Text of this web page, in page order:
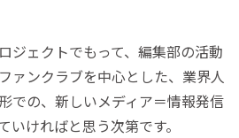
ジェクトでもって、編集部の活動
ァンクラブを中心とした、業界人
での、新しいメディア＝情報発信
ければと思う次第です。